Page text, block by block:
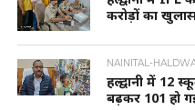
करोड़ों का
NAINITAL-
हल्द्वानी में 12
बढ़कर 101 हो